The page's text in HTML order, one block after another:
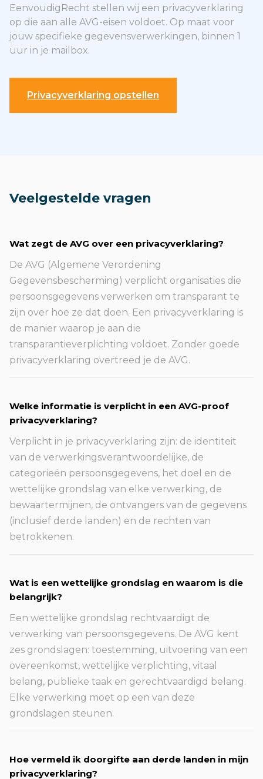
EenvoudigRecht stellen wij een privacyverklaring
op die aan alle AVG-eisen voldoet. Op maat voor
jouw specifieke gegevensverwerkingen, binnen 1
uur in je mailbox.
Privacyverklaring opstellen
Veelgestelde vragen
Wat zegt de AVG over een privacyverklaring?
De AVG (Algemene Verordening
Gegevensbescherming) verplicht organisaties die
persoonsgegevens verwerken om transparant te
zijn over hoe ze dat doen. Een privacyverklaring is
de manier waarop je aan die
transparantieverplichting voldoet. Zonder goede
privacyverklaring overtreed je de AVG.
Welke informatie is verplicht in een AVG-proof
privacyverklaring?
Verplicht in je privacyverklaring zijn: de identiteit
van de verwerkingsverantwoordelijke, de
categorieën persoonsgegevens, het doel en de
wettelijke grondslag van elke verwerking, de
bewaartermijnen, de ontvangers van de gegevens
(inclusief derde landen) en de rechten van
betrokkenen.
Wat is een wettelijke grondslag en waarom is die
belangrijk?
Een wettelijke grondslag rechtvaardigt de
verwerking van persoonsgegevens. De AVG kent
zes grondslagen: toestemming, uitvoering van een
overeenkomst, wettelijke verplichting, vitaal
belang, publieke taak en gerechtvaardigd belang.
Elke verwerking moet op een van deze
grondslagen steunen.
Hoe vermeld ik doorgifte aan derde landen in mijn
privacyverklaring?